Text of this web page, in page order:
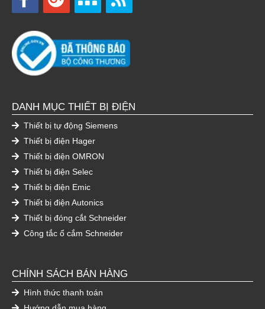
DANH MỤC THIẾT BỊ ĐIỆN
Thiết bị tự động Siemens
Thiết bị điện Hager
Thiết bị điện OMRON
Thiết bị điện Selec
Thiết bị điện Emic
Thiết bị điện Autonics
Thiết bị đóng cắt Schneider
Công tắc ổ cắm Schneider
CHÍNH SÁCH BÁN HÀNG
Hình thức thanh toán